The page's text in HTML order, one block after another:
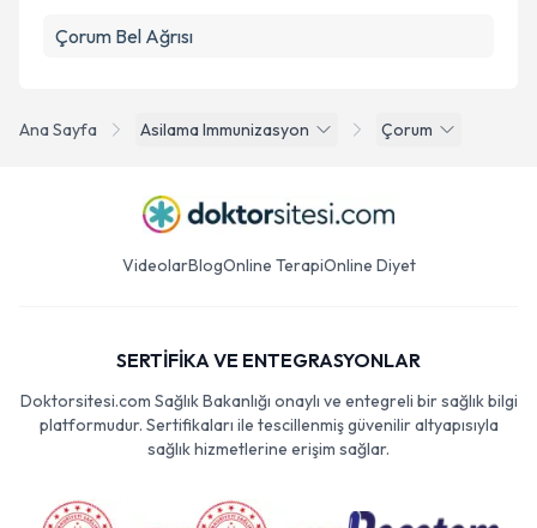
Ana Sayfa Asilama Immunizasyon Çorum
Çorum Bel Ağrısı
VideolarBlogOnline TerapiOnline Diyet
SERTİFİKA VE ENTEGRASYONLAR
Doktorsitesi.com Sağlık Bakanlığı onaylı ve entegreli bir sağlık bilgi
platformudur. Sertifikaları ile tescillenmiş güvenilir altyapısıyla
sağlık hizmetlerine erişim sağlar.